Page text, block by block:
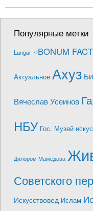
Популярные метки
Langar «BONUM
Актуальное Ахуз
Вячеслав Усеинов
НБУ Гос. Музей
Дилором Мамедова
Советского
Искусствовед Ислам